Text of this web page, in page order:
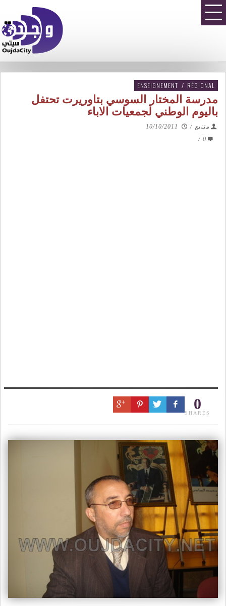
ENSEIGNEMENT / RÉGIONAL
مدرسة المختار السوسي بتاوريرت تحتفل
باليوم الوطني لجمعيات الاباء
متتبع /
10/10/2011
0
/
0
SHARES